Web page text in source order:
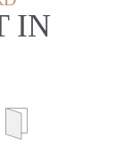
IN